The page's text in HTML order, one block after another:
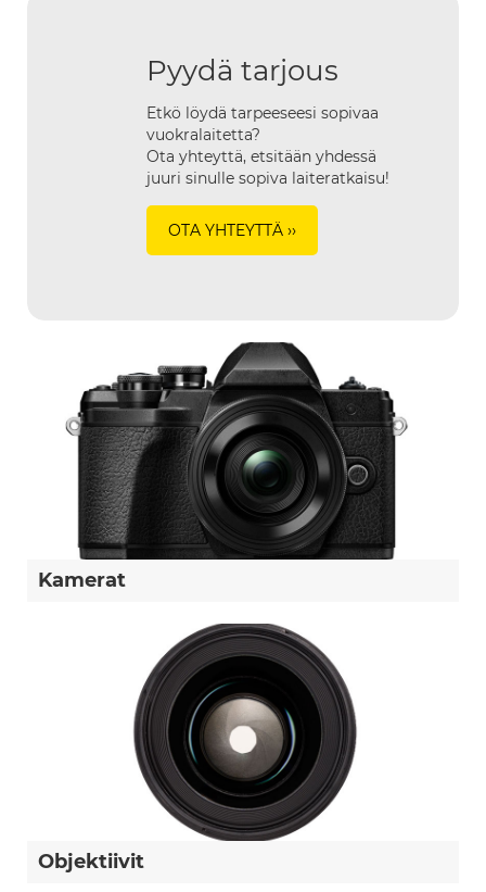
Pyydä tarjous
Etkö löydä tarpeeseesi sopivaa
vuokralaitetta?
Ota yhteyttä, etsitään yhdessä
juuri sinulle sopiva laiteratkaisu!
OTA YHTEYTTÄ ››
Kamerat
Objektiivit